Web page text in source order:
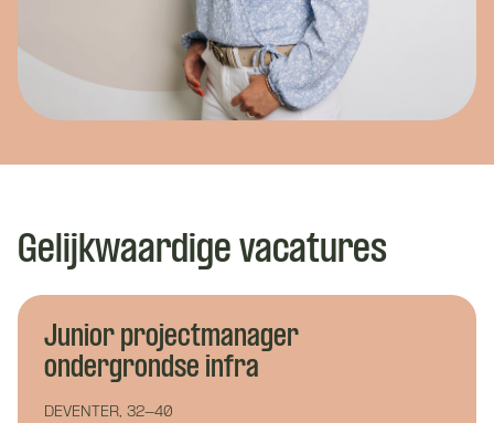
Gelijkwaardige vacatures
Junior projectmanager
ondergrondse infra
DEVENTER, 32-40